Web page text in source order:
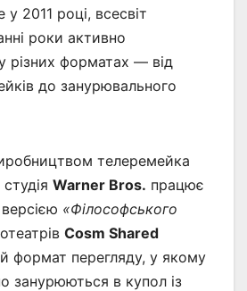
2011 році, всесвіт
роки активно
різних форматах — від
до занурювального
телеремейка
студія Warner Bros. працює
«Філософського
Cosm Shared
формат перегляду, у якому
занурюються в купол із